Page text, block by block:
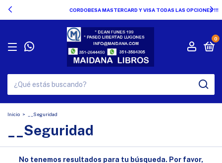
CORDOBESA MASTERCARD Y VISA TODAS LAS OPCIONES !!!
0
Inicio > __Seguridad
__Seguridad
No tenemos resultados para tu búsqueda. Por favor,